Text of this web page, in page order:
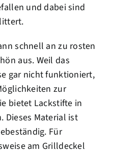
und dabei sind
schnell an zu rosten
aus. Weil das
gar nicht funktioniert,
zur
bietet Lackstifte in
Dieses Material ist
Für
am Grilldeckel